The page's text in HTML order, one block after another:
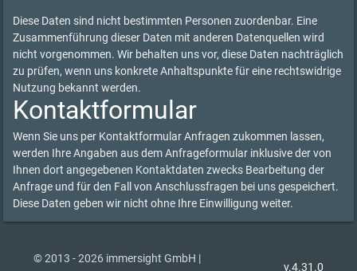
Diese Daten sind nicht bestimmten Personen zuordenbar. Eine
Zusammenführung dieser Daten mit anderen Datenquellen wird
nicht vorgenommen. Wir behalten uns vor, diese Daten nachträglich
zu prüfen, wenn uns konkrete Anhaltspunkte für eine rechtswidrige
Nutzung bekannt werden.
Kontaktformular
Wenn Sie uns per Kontaktformular Anfragen zukommen lassen,
werden Ihre Angaben aus dem Anfrageformular inklusive der von
Ihnen dort angegebenen Kontaktdaten zwecks Bearbeitung der
Anfrage und für den Fall von Anschlussfragen bei uns gespeichert.
Diese Daten geben wir nicht ohne Ihre Einwilligung weiter.
© 2013 - 2026 immersight GmbH |
v.4.31.0